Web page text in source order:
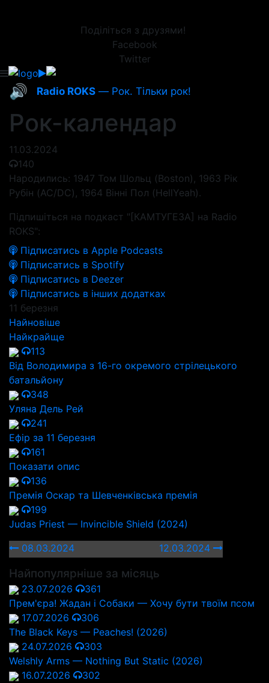
Поділіться з друзями!
Facebook
Twitter
🔊 Radio ROKS — Рок. Тільки рок!
Рок-календар
11.03.2024
140
Народились: 1947 Том Шольц (Boston), 1963 Рік
Рубін (AC/DC), 1964 Вінні Пол (HellYeah).
Підпишіться на подкаст "[КАМТУГЕЗА] на Radio
ROKS":
Підписатись в Apple Podcasts
Підписатись в Spotify
Підписатись в Deezer
Підписатись в інших додатках
11 березня
Найновіше
Найкрайще
113
Від Володимира з 16-го окремого стрілецького
батальйону
348
Уляна Дель Рей
241
Ефір за 11 березня
161
Показати опис
136
Премія Оскар та Шевченківська премія
199
Judas Priest — Invincible Shield (2024)
08.03.2024
12.03.2024
Найпопулярніше за місяць
23.07.2026
361
Прем'єра! Жадан і Собаки — Хочу бути твоїм псом
17.07.2026
306
The Black Keys — Peaches! (2026)
24.07.2026
303
Welshly Arms — Nothing But Static (2026)
16.07.2026
302